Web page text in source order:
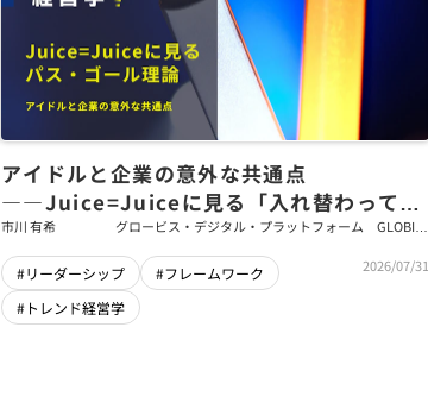
アイドルと企業の意外な共通点
――Juice=Juiceに見る「入れ替わっても
強いチーム」をつくるパス・ゴール理論
市川 有希
グロービス・デジタル・プラットフォーム GLOBIS
#リーダーシップ
#フレームワーク
#トレンド経営学
2026/07/31